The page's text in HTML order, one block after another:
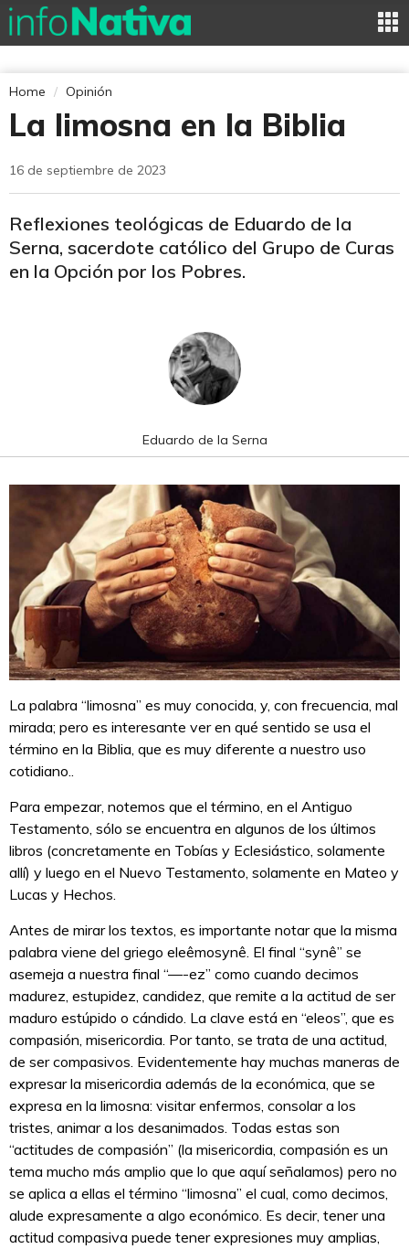
Home Opinión
La limosna en la Biblia
16 de septiembre de 2023
Reflexiones teológicas de Eduardo de la
Serna, sacerdote católico del Grupo de Curas
en la Opción por los Pobres.
Eduardo de la Serna
La palabra “limosna” es muy conocida, y, con frecuencia, mal
mirada; pero es interesante ver en qué sentido se usa el
término en la Biblia, que es muy diferente a nuestro uso
cotidiano..
Para empezar, notemos que el término, en el Antiguo
Testamento, sólo se encuentra en algunos de los últimos
libros (concretamente en Tobías y Eclesiástico, solamente
allí) y luego en el Nuevo Testamento, solamente en Mateo y
Lucas y Hechos.
Antes de mirar los textos, es importante notar que la misma
palabra viene del griego eleêmosynê. El final “synê” se
asemeja a nuestra final “—-ez” como cuando decimos
madurez, estupidez, candidez, que remite a la actitud de ser
maduro estúpido o cándido. La clave está en “eleos”, que es
compasión, misericordia. Por tanto, se trata de una actitud,
de ser compasivos. Evidentemente hay muchas maneras de
expresar la misericordia además de la económica, que se
expresa en la limosna: visitar enfermos, consolar a los
tristes, animar a los desanimados. Todas estas son
“actitudes de compasión” (la misericordia, compasión es un
tema mucho más amplio que lo que aquí señalamos) pero no
se aplica a ellas el término “limosna” el cual, como decimos,
alude expresamente a algo económico. Es decir, tener una
actitud compasiva puede tener expresiones muy amplias,